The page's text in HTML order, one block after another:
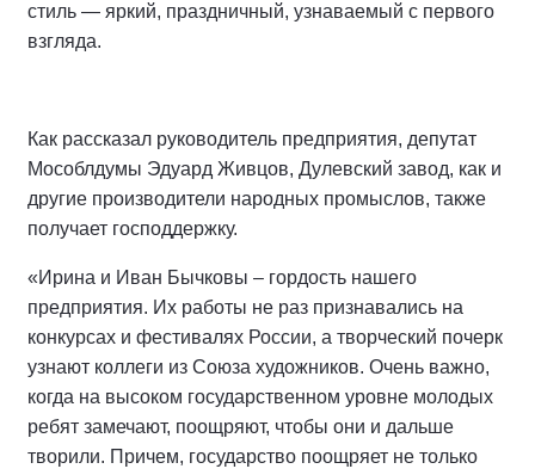
стиль — яркий, праздничный, узнаваемый с первого
взгляда.
Как рассказал руководитель предприятия, депутат
Мособлдумы Эдуард Живцов, Дулевский завод, как и
другие производители народных промыслов, также
получает господдержку.
«Ирина и Иван Бычковы – гордость нашего
предприятия. Их работы не раз признавались на
конкурсах и фестивалях России, а творческий почерк
узнают коллеги из Союза художников. Очень важно,
когда на высоком государственном уровне молодых
ребят замечают, поощряют, чтобы они и дальше
творили. Причем, государство поощряет не только